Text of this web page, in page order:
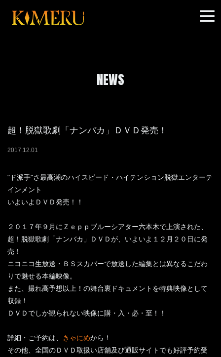
NEWS
超！脱獄歌劇「ナンバカ」ＤＶＤ発売！
2017.12.01
"ド派手"さ最高潮のハイスピード・ハイテンション脱獄エンターテ
インメント
いよいよＤＶＤ発売！！
２０１７年９月にＺｅｐｐブルーシアター六本木で上演された、
超！脱獄歌劇「ナンバカ」ＤＶＤが、いよいよ１２月２０日に発
売！
ニコニコ生放送・ＢＳスカパーで放送した編集とは異なるこだわ
りで魅せる本編映像。
また、撮れ高予想以上！の舞台裏ドキュメントを特典映像として
収録！
ＤＶＤでしか観られない映像に購・入・必・至！！
詳細・ご予約は、 きゃにめから！
その他、全国のＤＶＤ取扱い店舗及び通販サイトでも好評予約受